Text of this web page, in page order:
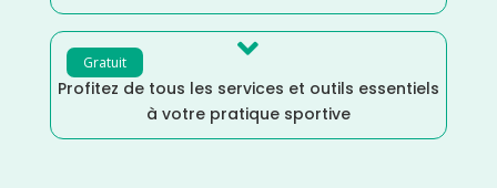
Gratuit 
Profitez de tous les services et outils essentiels
à votre pratique sportive